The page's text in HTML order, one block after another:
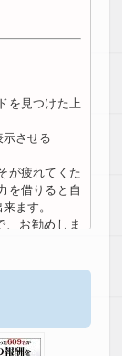
を見つけた上
示させる
が疲れてくた
を借りると自
ます。
、お勧めしま
きました。